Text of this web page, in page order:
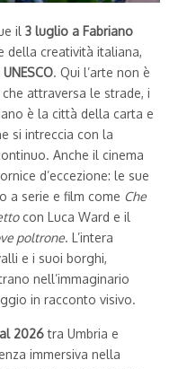
il 3 luglio a Fabriano
della creatività italiana,
. Qui l’arte non è
attraversa le strade, i
è la città della carta e
si intreccia con la
Anche il cinema
d’eccezione: le sue
a serie e film come Che
con Luca Ward e il
poltrone. L’intera
e i suoi borghi,
nell’immaginario
in racconto visivo.
2026tra Umbria e
immersiva nella